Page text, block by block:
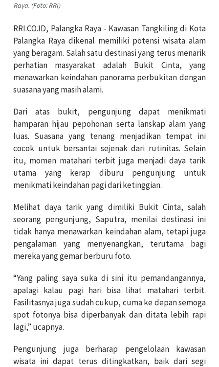
Raya. (Foto: RRI)
RRI.CO.ID, Palangka Raya - Kawasan Tangkiling di Kota
Palangka Raya dikenal memiliki potensi wisata alam
yang beragam. Salah satu destinasi yang terus menarik
perhatian masyarakat adalah Bukit Cinta, yang
menawarkan keindahan panorama perbukitan dengan
suasana yang masih alami.
Dari atas bukit, pengunjung dapat menikmati
hamparan hijau pepohonan serta lanskap alam yang
luas. Suasana yang tenang menjadikan tempat ini
cocok untuk bersantai sejenak dari rutinitas. Selain
itu, momen matahari terbit juga menjadi daya tarik
utama yang kerap diburu pengunjung untuk
menikmati keindahan pagi dari ketinggian.
Melihat daya tarik yang dimiliki Bukit Cinta, salah
seorang pengunjung, Saputra, menilai destinasi ini
tidak hanya menawarkan keindahan alam, tetapi juga
pengalaman yang menyenangkan, terutama bagi
mereka yang gemar berburu foto.
“Yang paling saya suka di sini itu pemandangannya,
apalagi kalau pagi hari bisa lihat matahari terbit.
Fasilitasnya juga sudah cukup, cuma ke depan semoga
spot fotonya bisa diperbanyak dan ditata lebih rapi
lagi,” ucapnya.
Pengunjung juga berharap pengelolaan kawasan
wisata ini dapat terus ditingkatkan, baik dari segi